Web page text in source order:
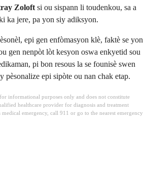
Zoloft si ou sispann li toudenkou, sa a
ka jere, pa yon siy adiksyon.
epi gen enfòmasyon klè, faktè se yon
gen nenpòt lòt kesyon oswa enkyetid sou
pi bon resous la se founisè swen
pèsonalize epi sipòte ou nan chak etap.
informational purposes only and does not constitute
healthcare provider for diagnosis and treatment
emergency, call 911 or go to the nearest emergency